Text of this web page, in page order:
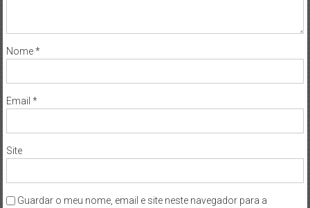
Nome*
Email *
Site
Guardar o meu nome, email e site neste navegador para a